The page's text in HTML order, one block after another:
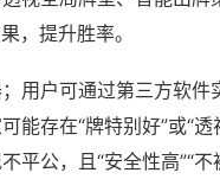
，提升胜率。
用户可通过第三方软件
能存在“牌特别好”或“
公，且“安全性高”“不